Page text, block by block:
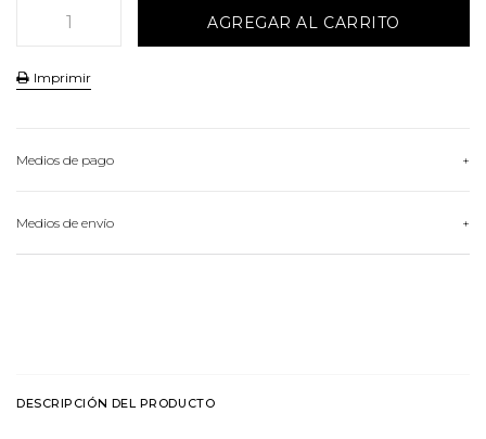
Imprimir
Medios de pago
Medios de envío
DESCRIPCIÓN DEL PRODUCTO